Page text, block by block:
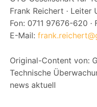
Frank Reichert · Leiter
Fon: 0711 97676-620
E-Mail:
Original-Content von:
Technische
news aktuell